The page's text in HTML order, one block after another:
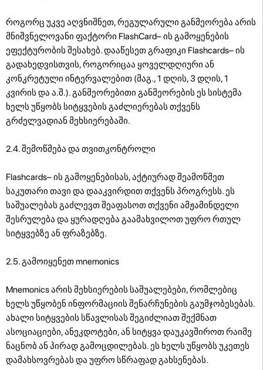
როგორც უკვე აღვნიშნეთ, რეგულარული განმეორება არის
მნიშვნელოვანი ფაქტორი FlashCard– ის გამოყენების
ეფექტურობის შესახებ. დააწესეთ გრაფიკი Flashcards– ის
გადახედვისთვის, როგორიცაა ყოველდღიური ან
კონკრეტული ინტერვალებით (მაგ., 1 დღის, 3 დღის, 1
კვირის და ა.შ.). განმეორებითი განმეორების ეს სისტემა
ხელს უწყობს სიტყვების გაძლიერებას თქვენს
გრძელვადიან მეხსიერებაში.
2.4. შემოწმება და თვითკონტროლი
Flashcards– ის გამოყენებისას, აქტიურად შეამოწმეთ
საკუთარი თავი და დააკვირდით თქვენს პროგრესს. ეს
საშუალებას გაძლევთ შეაფასოთ თქვენი ამჟამინდელი
შესრულება და ყურადღება გაამახვილოთ უფრო რთულ
სიტყვებზე ან ფრაზებზე.
2.5. გამოიყენეთ mnemonics
Mnemonics არის მეხსიერების საშუალებები, რომლებიც
ხელს უწყობენ ინფორმაციის შენარჩუნების გაუმჯობესებას.
ახალი სიტყვების სწავლისას შეგიძლიათ შექმნათ
ასოციაციები, ანეკდოტები, ან სიტყვა დაუკავშიროთ რაიმე
ნაცნობ ან პირად გამოცდილებას. ეს ხელს უწყობს უკეთეს
დამახსოვრებას და უფრო სწრაფად გახსენებას.